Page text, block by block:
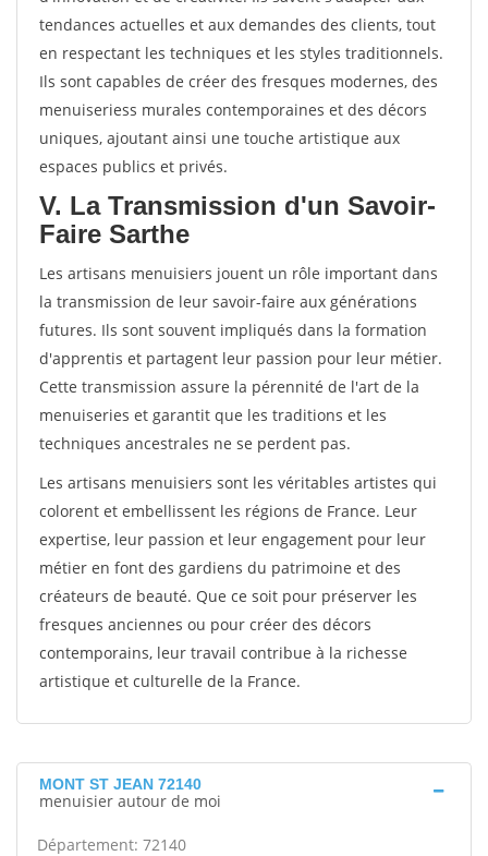
tendances actuelles et aux demandes des clients, tout
en respectant les techniques et les styles traditionnels.
Ils sont capables de créer des fresques modernes, des
menuiseriess murales contemporaines et des décors
uniques, ajoutant ainsi une touche artistique aux
espaces publics et privés.
V. La Transmission d'un Savoir-
Faire Sarthe
Les artisans menuisiers jouent un rôle important dans
la transmission de leur savoir-faire aux générations
futures. Ils sont souvent impliqués dans la formation
d'apprentis et partagent leur passion pour leur métier.
Cette transmission assure la pérennité de l'art de la
menuiseries et garantit que les traditions et les
techniques ancestrales ne se perdent pas.
Les artisans menuisiers sont les véritables artistes qui
colorent et embellissent les régions de France. Leur
expertise, leur passion et leur engagement pour leur
métier en font des gardiens du patrimoine et des
créateurs de beauté. Que ce soit pour préserver les
fresques anciennes ou pour créer des décors
contemporains, leur travail contribue à la richesse
artistique et culturelle de la France.
MONT ST JEAN 72140
menuisier autour de moi
Département: 72140